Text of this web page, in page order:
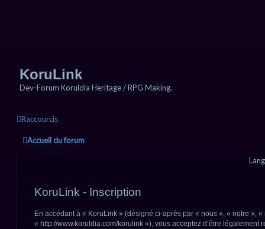
KoruLink
Dev-Forum Koruldia Heritage / RPG Making.
Raccourcis
Accueil du forum
KoruLink - Inscription
En accédant à « KoruLink » (désigné ci-après par « nous », « notre »,
« http://www.koruldia.com/korulink »), vous acceptez d’être légalement